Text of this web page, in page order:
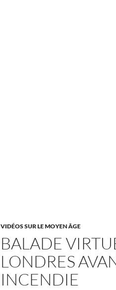
VIDÉOS SUR LE MOYEN ÂGE
BALADE
LONDRES
INCENDIE